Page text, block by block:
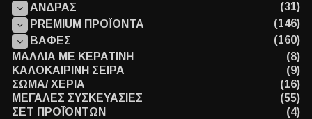
ΑΝΔΡΑΣ
(31)
PREMIUM ΠΡΟΪΟΝΤΑ
(146)
ΒΑΦΕΣ
(160)
ΜΑΛΛΙΑ ΜΕ ΚΕΡΑΤΙΝΗ
(8)
ΚΑΛΟΚΑΙΡΙΝΗ ΣΕΙΡΑ
(9)
ΣΩΜΑ/ ΧΕΡΙΑ
(16)
ΜΕΓΑΛΕΣ ΣΥΣΚΕΥΑΣΙΕΣ
(55)
ΣΕΤ ΠΡΟΪΌΝΤΩΝ
(4)